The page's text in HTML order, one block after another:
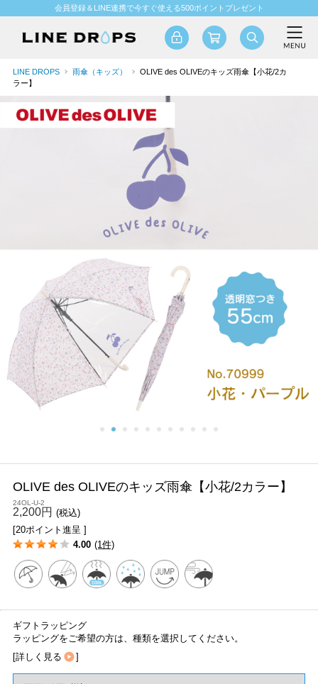
会員登録＆LINE連携で今すぐ使える500ポイントプレゼント
LINE DROPS 雨傘（キッズ）
OLIVE des OLIVEのキッズ雨傘【小花/2カ
ラー】
OLIVE des OLIVEのキッズ雨傘【小花/2カラー】
24OL-U-2
2,200円 (税込)
[20ポイント進呈 ]
4.00 (1件)
ギフトラッピング
ラッピングをご希望の方は、種類を選択してください。
[詳しく見る ]